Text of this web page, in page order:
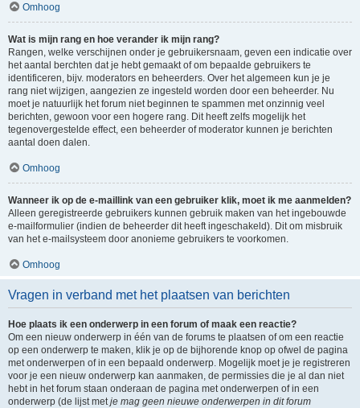
Omhoog
Wat is mijn rang en hoe verander ik mijn rang?
Rangen, welke verschijnen onder je gebruikersnaam, geven een indicatie over
het aantal berchten dat je hebt gemaakt of om bepaalde gebruikers te
identificeren, bijv. moderators en beheerders. Over het algemeen kun je je
rang niet wijzigen, aangezien ze ingesteld worden door een beheerder. Nu
moet je natuurlijk het forum niet beginnen te spammen met onzinnig veel
berichten, gewoon voor een hogere rang. Dit heeft zelfs mogelijk het
tegenovergestelde effect, een beheerder of moderator kunnen je berichten
aantal doen dalen.
Omhoog
Wanneer ik op de e-maillink van een gebruiker klik, moet ik me aanmelden?
Alleen geregistreerde gebruikers kunnen gebruik maken van het ingebouwde
e-mailformulier (indien de beheerder dit heeft ingeschakeld). Dit om misbruik
van het e-mailsysteem door anonieme gebruikers te voorkomen.
Omhoog
Vragen in verband met het plaatsen van berichten
Hoe plaats ik een onderwerp in een forum of maak een reactie?
Om een nieuw onderwerp in één van de forums te plaatsen of om een reactie
op een onderwerp te maken, klik je op de bijhorende knop op ofwel de pagina
met onderwerpen of in een bepaald onderwerp. Mogelijk moet je je registreren
voor je een nieuw onderwerp kan aanmaken, de permissies die je al dan niet
hebt in het forum staan onderaan de pagina met onderwerpen of in een
onderwerp (de lijst metje mag geen nieuwe onderwerpen in dit forum